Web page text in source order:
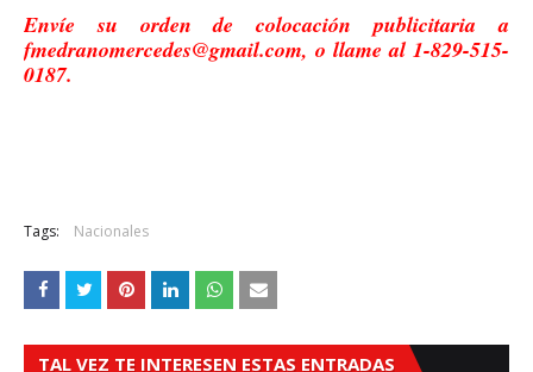
Envíe su orden de colocación publicitaria a
fmedranomercedes@gmail.com, o llame al 1-829-515-
0187.
Tags: Nacionales
TAL VEZ TE INTERESEN ESTAS ENTRADAS